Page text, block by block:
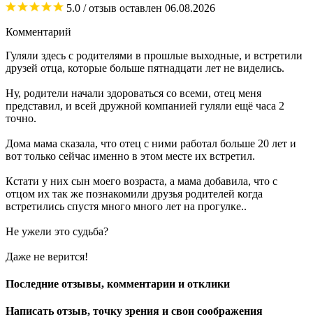
5.0 / отзыв оставлен 06.08.2026
Комментарий
Гуляли здесь с родителями в прошлые выходные, и встретили
друзей отца, которые больше пятнадцати лет не виделись.
Ну, родители начали здороваться со всеми, отец меня
представил, и всей дружной компанией гуляли ещё часа 2
точно.
Дома мама сказала, что отец с ними работал больше 20 лет и
вот только сейчас именно в этом месте их встретил.
Кстати у них сын моего возраста, а мама добавила, что с
отцом их так же познакомили друзья родителей когда
встретились спустя много много лет на прогулке..
Не ужели это судьба?
Даже не верится!
Последние отзывы, комментарии и отклики
Написать отзыв, точку зрения и свои соображения